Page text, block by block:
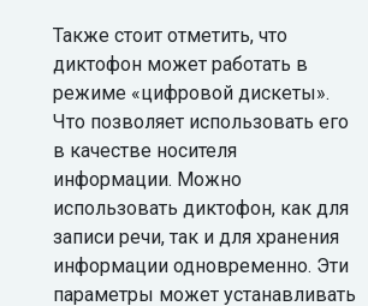
Также стоит отметить, что
диктофон может работать в
режиме «цифровой дискеты».
Что позволяет использовать его
в качестве носителя
информации. Можно
использовать диктофон, как для
записи речи, так и для хранения
информации одновременно. Эти
параметры может устанавливать